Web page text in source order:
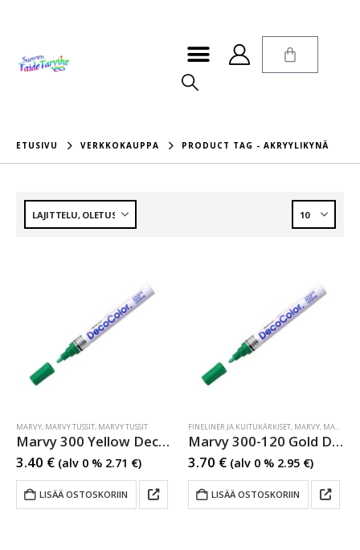
ETUSIVU VERKKOKAUPPA PRODUCT TAG - AKRYYLIKYNÄ
MARVY, MARVY TUSSIT, MARVY TUSSIT
Marvy 300 Yellow Decocolor
3.40 € (alv 0 % 2.71 €)
LISÄÄ OSTOSKORIIN
FINELINER JA KUITUKÄRKISET, MARVY, MARVY TUSSIT
Marvy 300-120 Gold Decocolor
3.70 € (alv 0 % 2.95 €)
LISÄÄ OSTOSKORIIN